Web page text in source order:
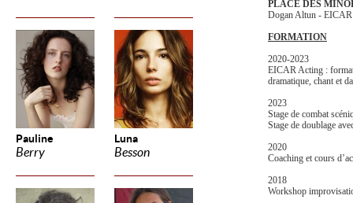
Pauline
Berry
Luna
Besson
PLACE DES
Dogan Altun - EICAR
FORMATION
2020-2023
EICAR Acting :
dramatique, chant et
2023
Stage de combat
Stage de doublage
2020
Coaching et cours
2018
Workshop